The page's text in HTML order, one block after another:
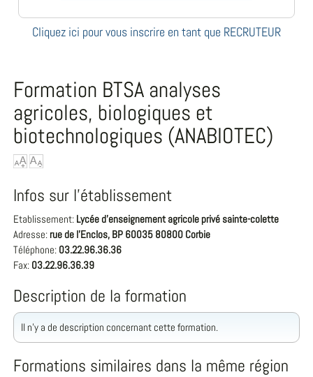
Cliquez ici pour vous inscrire en tant que RECRUTEUR
Formation BTSA analyses
agricoles, biologiques et
biotechnologiques (ANABIOTEC)
Infos sur l'établissement
Etablissement: Lycée d'enseignement agricole privé sainte-colette
Adresse: rue de l'Enclos, BP 60035 80800 Corbie
Téléphone: 03.22.96.36.36
Fax: 03.22.96.36.39
Description de la formation
Il n'y a de description concernant cette formation.
Formations similaires dans la même région